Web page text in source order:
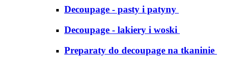
Decoupage - pasty i patyny
Decoupage - lakiery i woski
Preparaty do decoupage na tkaninie